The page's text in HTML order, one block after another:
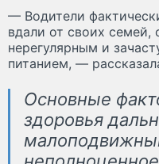
— Водители
вдали от своих семей,
нерегулярным и
питанием, —
Основные
здоровья